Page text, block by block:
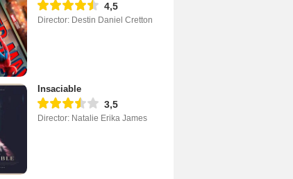
4,5
Director: Destin Daniel Cretton
Insaciable
3,5
Director: Natalie Erika James